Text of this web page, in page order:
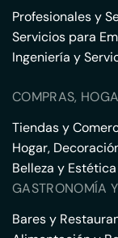
Profesionales y
Servicios para
Ingeniería y
COMPRAS,
Tiendas y
Hogar,
Belleza y Estética
GASTRONOMÍA
Bares y